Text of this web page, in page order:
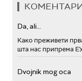
Da, ali...
Како преживети
шта нас припрема
Dvojnik mog oca